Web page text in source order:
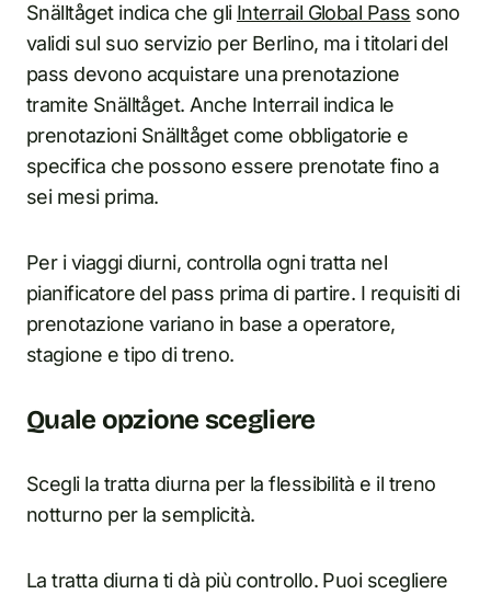
Snälltåget indica che gli Interrail Global Pass sono
validi sul suo servizio per Berlino, ma i titolari del
pass devono acquistare una prenotazione
tramite Snälltåget. Anche Interrail indica le
prenotazioni Snälltåget come obbligatorie e
specifica che possono essere prenotate fino a
sei mesi prima.
Per i viaggi diurni, controlla ogni tratta nel
pianificatore del pass prima di partire. I requisiti di
prenotazione variano in base a operatore,
stagione e tipo di treno.
Quale opzione scegliere
Scegli la tratta diurna per la flessibilità e il treno
notturno per la semplicità.
La tratta diurna ti dà più controllo. Puoi scegliere